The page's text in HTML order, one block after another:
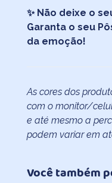
✨ Não deixe o
Garanta o seu
da emoção!
As cores dos
com o monitor/
e até mesmo a
podem variar em
Você também